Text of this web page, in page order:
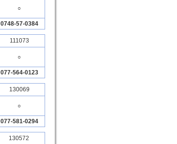
○
0748-57-0384
111073
○
077-564-0123
130069
○
077-581-0294
130572